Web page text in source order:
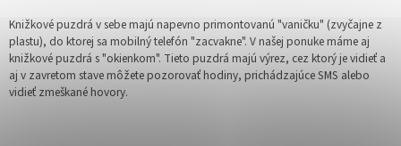
Knižkové puzdrá v sebe majú napevno primontovanú "vaničku" (zvyčajne z
plastu), do ktorej sa mobilný telefón "zacvakne". V našej ponuke máme aj
knižkové puzdrá s "okienkom". Tieto puzdrá majú výrez, cez ktorý je vidieť a
aj v zavretom stave môžete pozorovať hodiny, prichádzajúce SMS alebo
vidieť zmeškané hovory.